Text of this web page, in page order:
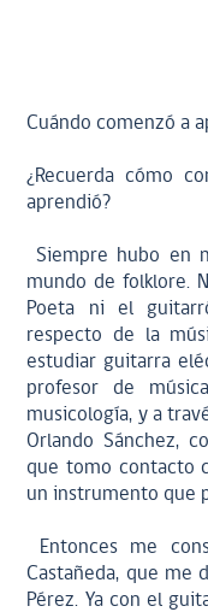
Cuándo comenzó a
¿Recuerda cómo
aprendió?
Siempre hubo en
mundo de folklore.
Poeta ni el
respecto de la
estudiar guitarra
profesor de
musicología, y a
Orlando Sánchez,
que tomo contacto
un instrumento que
Entonces me
Castañeda, que me
Pérez. Ya con el